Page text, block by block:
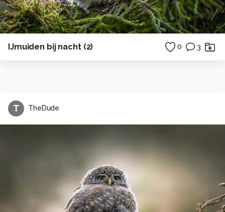
IJmuiden bij nacht (2) 0 3
T TheDude